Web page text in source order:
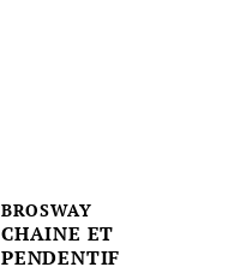
BROSWAY
CHAINE ET
PENDENTIF